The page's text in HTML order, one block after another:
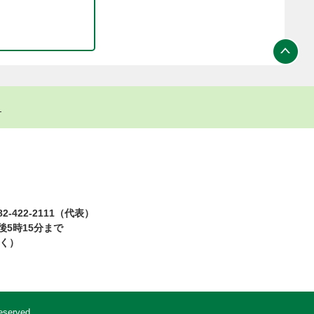
422-2111（代表）
5時15分まで
）